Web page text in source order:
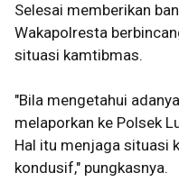
Selesai memberikan
Wakapolresta
situasi kamtibmas.
"Bila mengetahui
melaporkan ke Polsek
Hal itu menjaga situasi
kondusif," pungkasnya.